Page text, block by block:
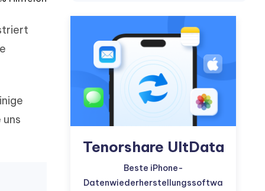
Weitere Nützliche Tipps
Mehr Nützliche Tipps
Jetzt Ansehen
Tenorshare UltData
Beste iPhone-
Datenwiederherstellungssoftwa